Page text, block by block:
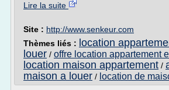
Lire la suite
Site : http://www.senkeur.com
Thèmes liés : location
louer / offre location appartement
location maison appartement /
maison a louer / location de